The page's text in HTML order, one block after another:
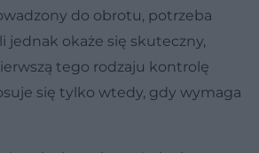
do obrotu, potrzeba
jednak okaże się skuteczny,
tego rodzaju kontrolę
się tylko wtedy, gdy wymaga